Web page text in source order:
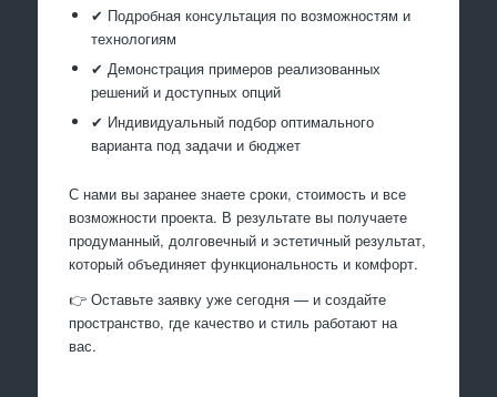
✔ Подробная консультация по возможностям и
технологиям
✔ Демонстрация примеров реализованных
решений и доступных опций
✔ Индивидуальный подбор оптимального
варианта под задачи и бюджет
С нами вы заранее знаете сроки, стоимость и все
возможности проекта. В результате вы получаете
продуманный, долговечный и эстетичный результат,
который объединяет функциональность и комфорт.
👉 Оставьте заявку уже сегодня — и создайте
пространство, где качество и стиль работают на
вас.